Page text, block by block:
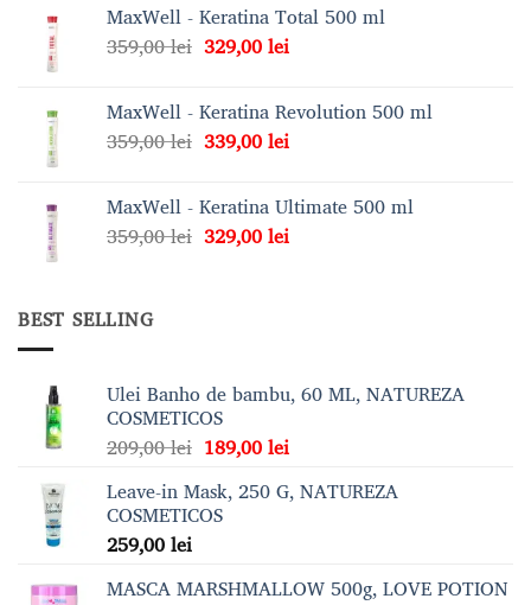
fost:
409,00 lei.
369,00 lei.
MaxWell - Keratina Total 500 ml
359,00lei Prețul
fost:
359,00 lei.
329,00leiPrețul
329,00 lei.
MaxWell - Keratina Revolution 500 ml
359,00lei Prețul
fost:
359,00 lei.
339,00leiPrețul
339,00 lei.
MaxWell - Keratina Ultimate 500 ml
359,00lei Prețul
329,00leiPrețul
BEST SELLING
Ulei Banho de bambu, 60 ML, NATUREZA
COSMETICOS
209,00lei Prețul
a
fost:
189,00leiPrețul
este:
Leave-in Mask, 250 G, NATUREZA
COSMETICOS
259,00lei
MASCA MARSHMALLOW 500g, LOVE POTION